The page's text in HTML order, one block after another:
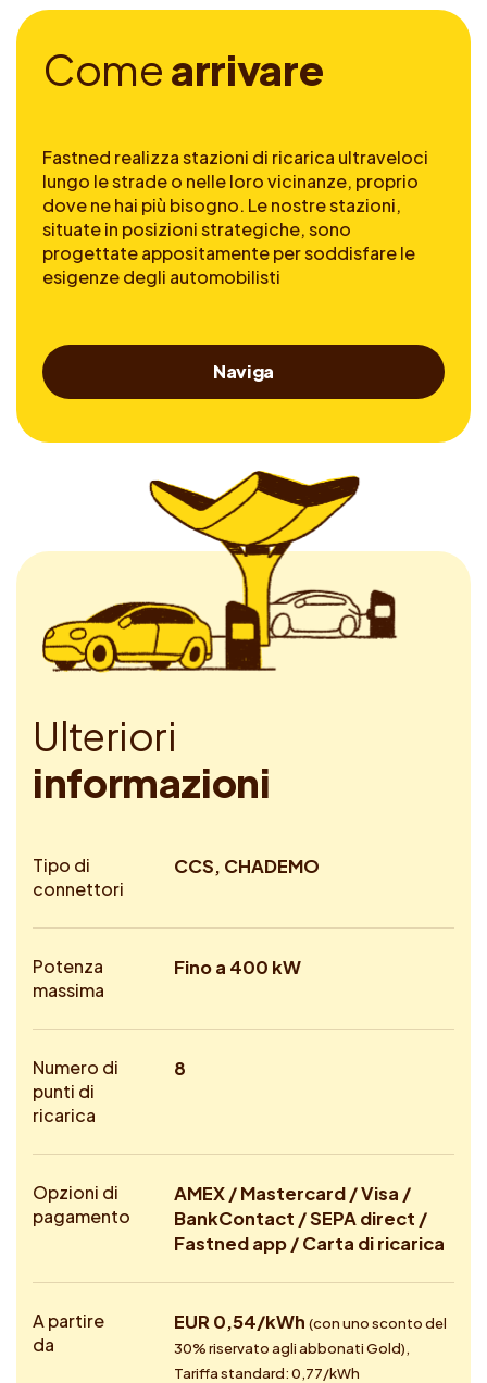
Comearrivare
Fastned realizza stazioni di ricarica ultraveloci
lungo le strade o nelle loro vicinanze, proprio
dove ne hai più bisogno. Le nostre stazioni,
situate in posizioni strategiche, sono
progettate appositamente per soddisfare le
esigenze degli automobilisti
Naviga
Ulteriori
informazioni
Tipo di
connettori
CCS, CHADEMO
Potenza
massima
Fino a 400 kW
Numero di
punti di
ricarica
8
Opzioni di
pagamento
AMEX / Mastercard / Visa /
BankContact / SEPA direct /
Fastned app / Carta di ricarica
A partire
da
EUR 0,54/kWh (con uno sconto del
30% riservato agli abbonati Gold),
Tariffa standard: 0,77/kWh